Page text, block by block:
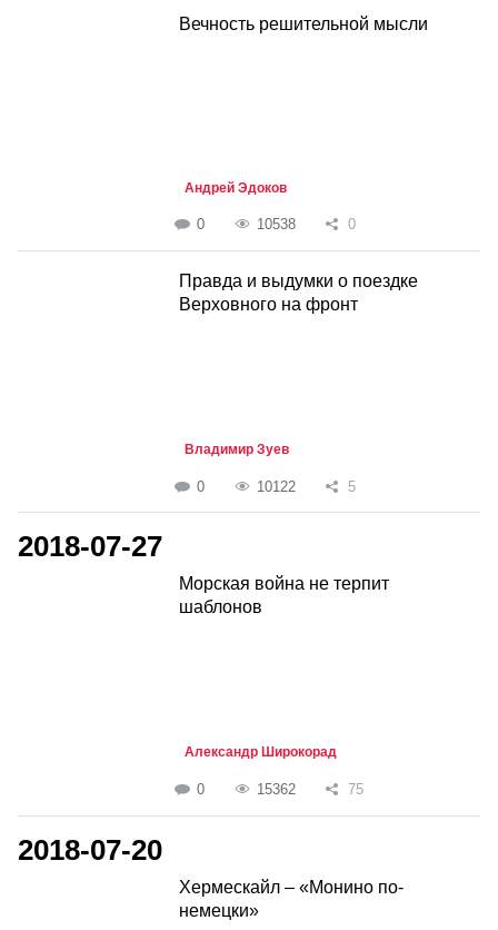
Вечность решительной мысли
Андрей Эдоков
0 10538 0
Правда и выдумки о поездке
Верховного на фронт
Владимир Зуев
0 10122 5
2018-07-27
Морская война не терпит
шаблонов
Александр Широкорад
0 15362 75
2018-07-20
Хермескайл – «Монино по-
немецки»